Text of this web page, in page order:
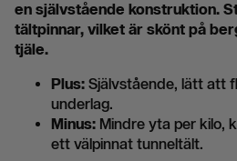
en självstående konstruktion.
tältpinnar, vilket är skönt på
tjäle.
Plus: Självstående, lätt att
underlag.
Minus: Mindre yta per kilo,
ett välpinnat tunneltält.